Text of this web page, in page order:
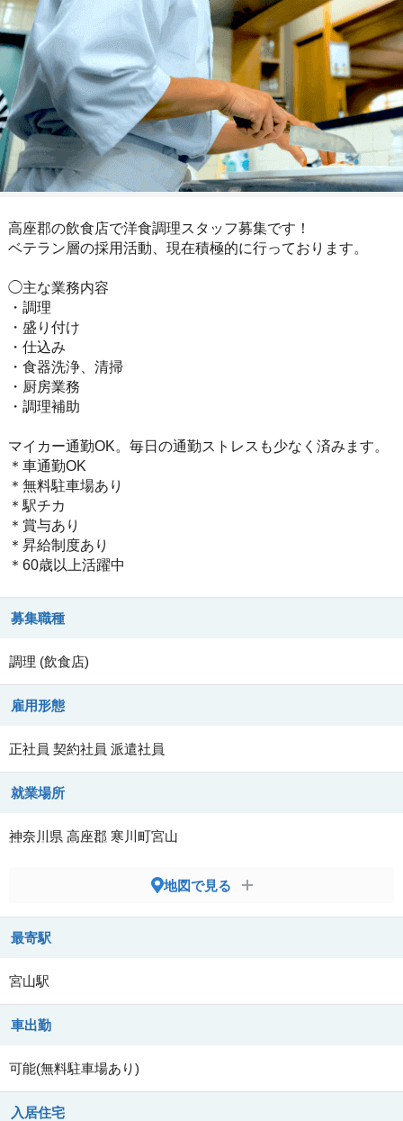
高座郡の飲食店で洋食調理スタッフ募集です！
ベテラン層の採用活動、現在積極的に行っております。
◯主な業務内容
・調理
・盛り付け
・仕込み
・食器洗浄、清掃
・厨房業務
・調理補助
マイカー通勤OK。毎日の通勤ストレスも少なく済みます。
＊車通勤OK
＊無料駐車場あり
＊駅チカ
＊賞与あり
＊昇給制度あり
＊60歳以上活躍中
募集職種
調理 (飲食店)
雇用形態
正社員 契約社員 派遣社員
就業場所
神奈川県 高座郡 寒川町宮山
地図で見る
最寄駅
宮山駅
車出勤
可能(無料駐車場あり)
入居住宅